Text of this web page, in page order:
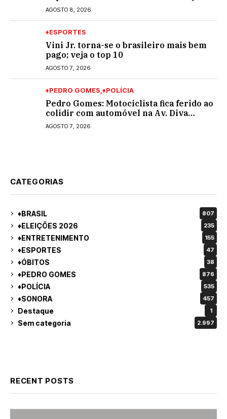
partido na cidade; buscará a reeleição
AGOSTO 8, 2026
♦ESPORTES
Vini Jr. torna-se o brasileiro mais bem
pago; veja o top 10
AGOSTO 7, 2026
♦PEDRO GOMES ♦POLÍCIA
Pedro Gomes: Motociclista fica ferido ao
colidir com automóvel na Av. Diva
Araújo; ele não tinha CNH
AGOSTO 7, 2026
CATEGORIAS
♦BRASIL 807
♦ELEIÇÕES 2026 235
♦ENTRETENIMENTO 155
♦ESPORTES 47
♦ÓBITOS 38
♦PEDRO GOMES 876
♦POLÍCIA 535
♦SONORA 457
Destaque 1
Sem categoria 2.997
RECENT POSTS